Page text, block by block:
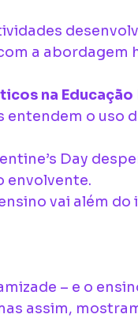
a abordagem
na Educação
entendem o uso
Day
envolvente.
vai além
– e o
assim,